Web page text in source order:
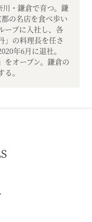
・鎌倉で育つ。鎌
の名店を食べ歩い
ープに入社し、各
」の料理長を任さ
年6月に退社。
をオープン。鎌倉の
。